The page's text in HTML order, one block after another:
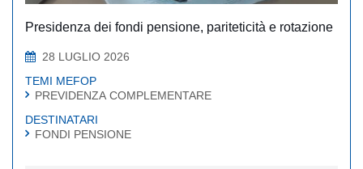
Presidenza dei fondi pensione, pariteticità e rotazione
28 LUGLIO 2026
TEMI MEFOP
PREVIDENZA COMPLEMENTARE
DESTINATARI
FONDI PENSIONE